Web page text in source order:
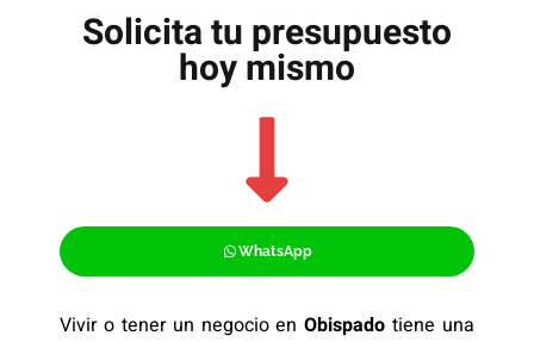
Solicita tu presupuesto
hoy mismo
WhatsApp
Vivir o tener un negocio enObispado tiene una